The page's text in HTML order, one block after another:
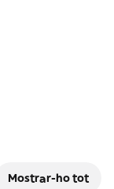
Mostrar-ho tot